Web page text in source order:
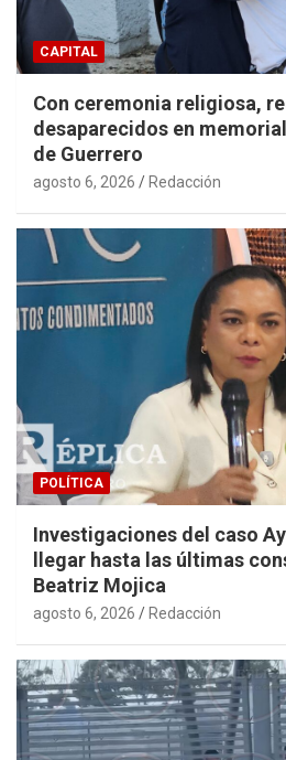
CAPITAL
Con ceremonia religiosa,
desaparecidos en
de Guerrero
agosto 6, 2026 Redacción
POLÍTICA
Investigaciones del caso
llegar hasta las últimas
Beatriz Mojica
agosto 6, 2026 Redacción